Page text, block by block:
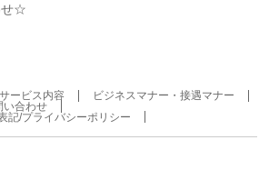
せ☆
サービス内容
ビジネスマナー・接遇マナー
い合わせ
記/プライバシーポリシー